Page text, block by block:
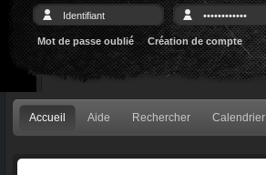
Mot de passe oublié Création de compte
Accueil Aide Rechercher Calendrier